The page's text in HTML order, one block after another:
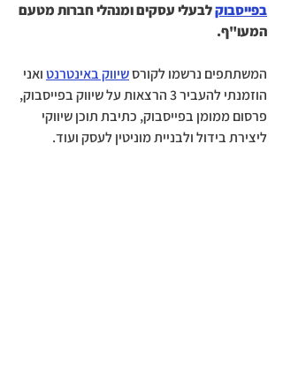
בפייסבוק לבעלי עסקים ומנהלי חברות מטעם
המעו"ף.
המשתתפים נרשמו לקורס שיווק באינטרנט ואני
הוזמנתי להעביר 3 הרצאות על שיווק בפייסבוק,
פרסום ממומן בפייסבוק, כתיבת תוכן שיווקי
ליצירת בידול ולבניית מוניטין לעסק ועוד.